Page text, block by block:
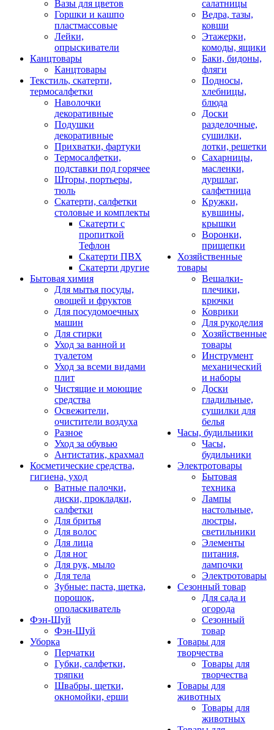
Вазы для цветов
Горшки и кашпо
пластмассовые
Лейки,
опрыскиватели
Канцтовары
Канцтовары
Текстиль, скатерти,
термосалфетки
Наволочки
декоративные
Подушки
декоративные
Прихватки, фартуки
Термосалфетки,
подставки под горячее
Шторы, портьеры,
тюль
Скатерти, салфетки
столовые и комплекты
Скатерти с
пропиткой
Тефлон
Скатерти ПВХ
Скатерти другие
Бытовая химия
Для мытья посуды,
овощей и фруктов
Для посудомоечных
машин
Для стирки
Уход за ванной и
туалетом
Уход за всеми видами
плит
Чистящие и моющие
средства
Освежители,
очистители воздуха
Разное
Уход за обувью
Антистатик, крахмал
Косметические средства,
гигиена, уход
Ватные палочки,
диски, прокладки,
салфетки
Для бритья
Для волос
Для лица
Для ног
Для рук, мыло
Для тела
Зубные: паста, щетка,
порошок,
ополаскиватель
Фэн-Шуй
Фэн-Шуй
Уборка
Перчатки
Губки, салфетки,
тряпки
Швабры, щетки,
окномойки, ерши
салатницы
Ведра, тазы,
ковши
Этажерки,
комоды, ящики
Баки, бидоны,
фляги
Подносы,
хлебницы,
блюда
Доски
разделочные,
сушилки,
лотки, решетки
Сахарницы,
масленки,
дуршлаг,
салфетница
Кружки,
кувшины,
крышки
Воронки,
прищепки
Хозяйственные
товары
Вешалки-
плечики,
крючки
Коврики
Для рукоделия
Хозяйственные
товары
Инструмент
механический
и наборы
Доски
гладильные,
сушилки для
белья
Часы, будильники
Часы,
будильники
Электротовары
Бытовая
техника
Лампы
настольные,
люстры,
светильники
Элементы
питания,
лампочки
Электротовары
Сезонный товар
Для сада и
огорода
Сезонный
товар
Товары для
творчества
Товары для
творчества
Товары для
животных
Товары для
животных